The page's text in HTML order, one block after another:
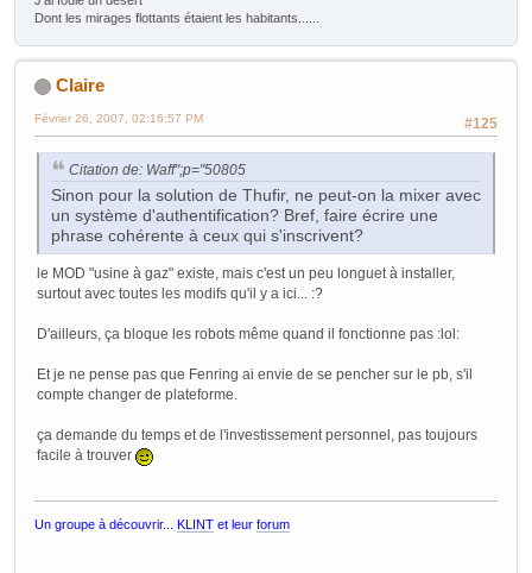
Dont les mirages flottants étaient les habitants......
Claire
#125
Février 26, 2007, 02:16:57 PM
Citation de: Waff";p="50805
Sinon pour la solution de Thufir, ne peut-on la mixer avec
un système d'authentification? Bref, faire écrire une
phrase cohérente à ceux qui s'inscrivent?
le MOD "usine à gaz" existe, mais c'est un peu longuet à installer,
surtout avec toutes les modifs qu'il y a ici... :?
D'ailleurs, ça bloque les robots même quand il fonctionne pas :lol:
Et je ne pense pas que Fenring ai envie de se pencher sur le pb, s'il
compte changer de plateforme.
ça demande du temps et de l'investissement personnel, pas toujours
facile à trouver
Un groupe à découvrir... KLINT et leur forum